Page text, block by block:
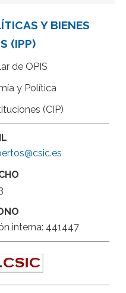
Y BIENES
(IPP)
de OPIS
y Política
(CIP)
interna: 441447